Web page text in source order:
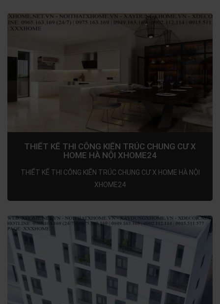
THIẾT KẾ THI CÔNG KIẾN TRÚC CHUNG CƯ X
HOME HÀ NỘI XHOME24
THIẾT KẾ THI CÔNG KIẾN TRÚC CHUNG CƯ X HOME HÀ NỘI
XHOME24